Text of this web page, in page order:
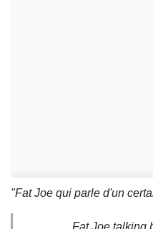
"Fat Joe qui parle d'un
Fat Joe talking